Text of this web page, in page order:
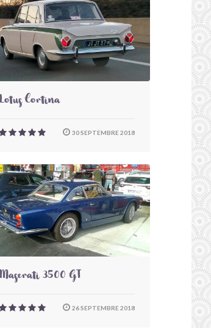
Lotus Cortina
30 SEPTEMBRE 2018
Maserati 3500 GT
26 SEPTEMBRE 2018